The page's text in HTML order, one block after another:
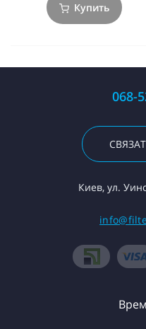
Купить
068-
Киев, ул.